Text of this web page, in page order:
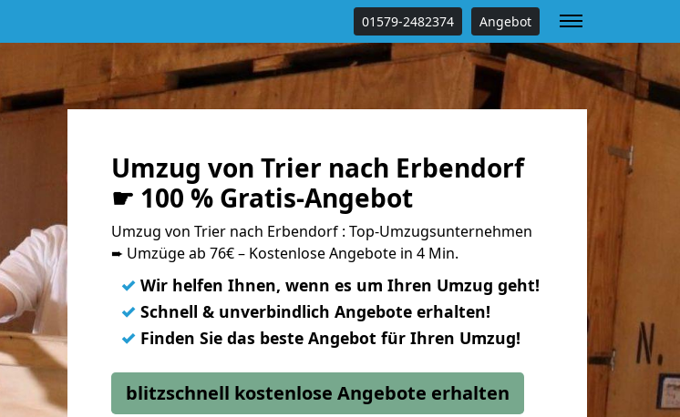
01579-2482374 Angebot
Umzug von Trier nach Erbendorf
☛ 100 % Gratis-Angebot
Umzug von Trier nach Erbendorf : Top-Umzugsunternehmen
➨ Umzüge ab 76€ – Kostenlose Angebote in 4 Min.
✓ Wir helfen Ihnen, wenn es um Ihren Umzug geht!
✓ Schnell & unverbindlich Angebote erhalten!
✓ Finden Sie das beste Angebot für Ihren Umzug!
blitzschnell kostenlose Angebote erhalten